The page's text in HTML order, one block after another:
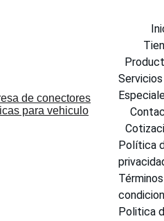
Servicios
Política
Politica